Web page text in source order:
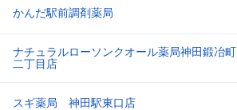
かんだ駅前調剤薬局
ナチュラルローソンクオール薬局神田鍛冶町
二丁目店
スギ薬局 神田駅東口店